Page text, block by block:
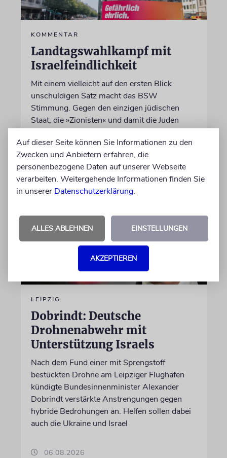
KOMMENTAR
Landtagswahlkampf mit
Israelfeindlichkeit
Mit einem vielleicht auf den ersten Blick
unschuldigen Satz macht das BSW
Stimmung. Gegen den einzigen jüdischen
Staat, die »Zionisten« und damit die Juden
von Imanuel Marcus
LEIPZIG
Dobrindt: Deutsche
Drohnenabwehr mit
Unterstützung Israels
Nach dem Fund einer mit Sprengstoff
bestückten Drohne am Leipziger Flughafen
kündigte Bundesinnenminister Alexander
Dobrindt verstärkte Anstrengungen gegen
hybride Bedrohungen an. Helfen sollen dabei
auch die Ukraine und Israel
06.08.2026
Auf dieser Seite können Sie Informationen zu den
Zwecken und Anbietern erfahren, die
personenbezogene Daten auf unserer Webseite
verarbeiten. Weitergehende Informationen finden Sie
in unserer Datenschutzerklärung.
ALLES ABLEHNEN EINSTELLUNGEN
AKZEPTIEREN